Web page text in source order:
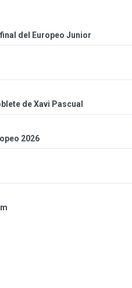
del Europeo Junior
de Xavi Pascual
2026